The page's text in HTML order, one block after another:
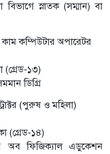
স্নাতক (সম্মান) বা
কাম কম্পিউটার অপারেটর
১৩)
ডিগ্রি
(পুরুষ ও মহিলা)
(গ্রেড-১৪)
অব ফিজিক্যাল এডুকেশন